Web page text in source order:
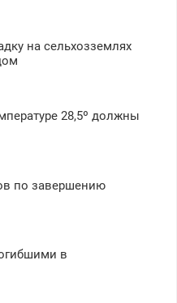
на сельхозземлях
28,5º должны
по завершению
в